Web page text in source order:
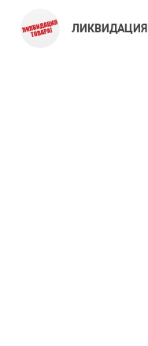
ЛИКВИДАЦИЯ